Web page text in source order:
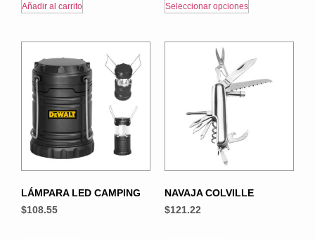
Añadir al carrito Seleccionar opciones
LÁMPARA LED CAMPING
$108.55
NAVAJA COLVILLE
$121.22